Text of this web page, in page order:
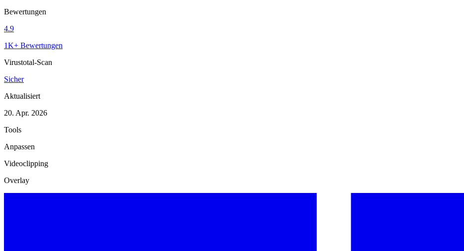
Bewertungen
4.9
1K+ Bewertungen
Virustotal-Scan
Sicher
Aktualisiert
20. Apr. 2026
Tools
Anpassen
Videoclipping
Overlay